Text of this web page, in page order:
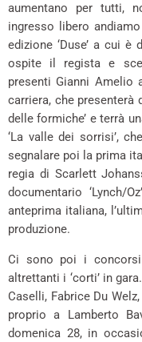
aumentano per tutti,
ingresso libero
edizione ‘Duse’ a cui
ospite il regista e
presenti Gianni
carriera, che presenterà
delle formiche’ e terrà
‘La valle dei sorrisi’,
segnalare poi la prima
regia di Scarlett
documentario ‘Lynch/
anteprima italiana,
produzione.
Ci sono poi i concorsi
altrettanti i ‘corti’ in
Caselli, Fabrice Du
proprio a Lamberto
domenica 28, in